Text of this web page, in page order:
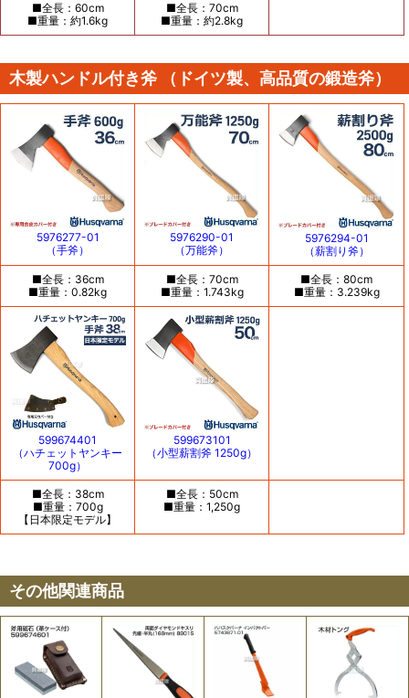
■全長：60cm
■重量：約1.6kg
■全長：70cm
■重量：約2.8kg
木製ハンドル付き斧 （ドイツ製、高品質の鍛造斧）
5976277-01
（手斧）
5976290-01
（万能斧）
5976294-01
（薪割り斧）
■全長：36cm
■重量：0.82kg
■全長：70cm
■重量：1.743kg
■全長：80cm
■重量：3.239kg
599674401
（ハチェットヤンキー
700g）
599673101
（小型薪割斧 1250g）
■全長：38cm
■重量：700g
【日本限定モデル】
■全長：50cm
■重量：1,250g
その他関連商品